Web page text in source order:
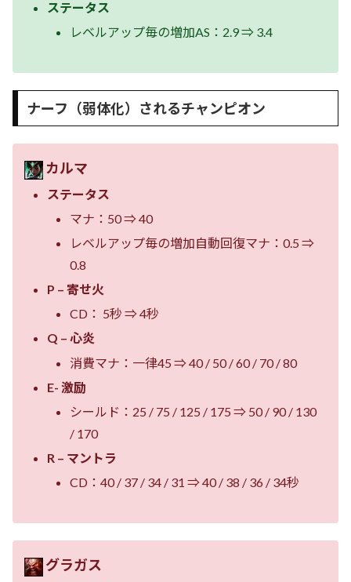
ステータス
レベルアップ毎の増加AS：2.9 ⇒ 3.4
ナーフ（弱体化）されるチャンピオン
カルマ
ステータス
マナ：50 ⇒ 40
レベルアップ毎の増加自動回復マナ：0.5 ⇒
0.8
P – 寄せ火
CD： 5秒 ⇒ 4秒
Q – 心炎
消費マナ：一律45 ⇒ 40 / 50 / 60 / 70 / 80
E- 激励
シールド：25 / 75 / 125 / 175 ⇒ 50 / 90 / 130
/ 170
R – マントラ
CD：40 / 37 / 34 / 31 ⇒ 40 / 38 / 36 / 34秒
グラガス